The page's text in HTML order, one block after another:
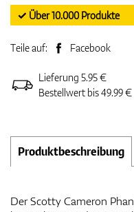
✓ Über 10.000 Produkte
Teile auf: Facebook
Lieferung 5.95 €
Bestellwert bis 49.99
Produktbeschreibung
Der Scotty Cameron